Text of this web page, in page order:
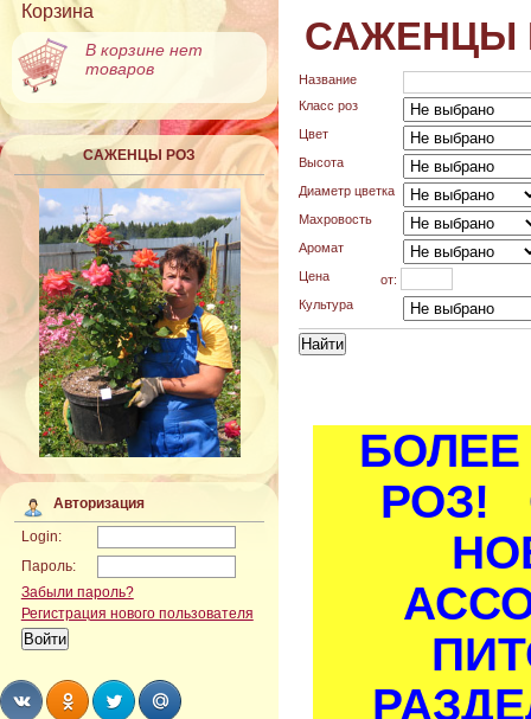
Корзина
В корзине нет
товаров
САЖЕНЦЫ РОЗ
Авторизация
Login:
Пароль:
Забыли пароль?
Регистрация нового пользователя
САЖЕНЦЫ
Название
Класс роз
Цвет
Высота
Диаметр цветка
Махровость
Аромат
Цена
от:
Культура
БОЛЕЕ
РОЗ!